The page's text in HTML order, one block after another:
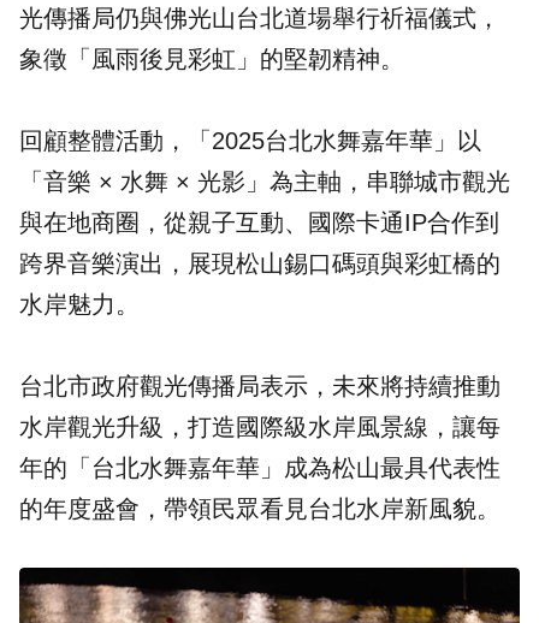
光傳播局仍與佛光山台北道場舉行祈福儀式，
象徵「風雨後見彩虹」的堅韌精神。
回顧整體活動，「2025台北水舞嘉年華」以
「音樂 × 水舞 × 光影」為主軸，串聯城市觀光
與在地商圈，從親子互動、國際卡通IP合作到
跨界音樂演出，展現松山錫口碼頭與彩虹橋的
水岸魅力。
台北市政府觀光傳播局表示，未來將持續推動
水岸觀光升級，打造國際級水岸風景線，讓每
年的「台北水舞嘉年華」成為松山最具代表性
的年度盛會，帶領民眾看見台北水岸新風貌。